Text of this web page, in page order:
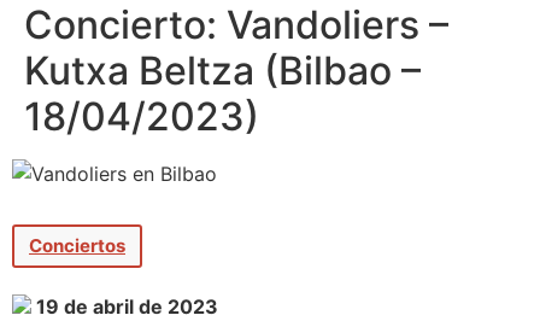
Concierto: Vandoliers –
Kutxa Beltza (Bilbao –
18/04/2023)
Conciertos
19 de abril de 2023